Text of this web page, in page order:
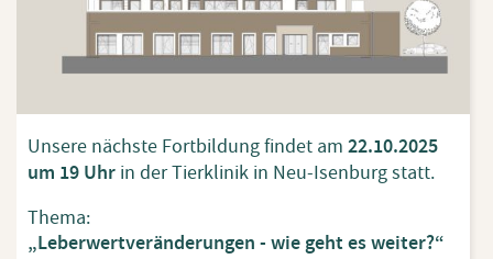
Un­se­re nächs­te Fort­bil­dung fin­det am 22.10.2025
um 19 Uhr in der Tier­kli­nik in Neu-Isen­burg statt.
Thema:
„Le­ber­wert­ver­än­de­run­gen - wie geht es wei­ter?“